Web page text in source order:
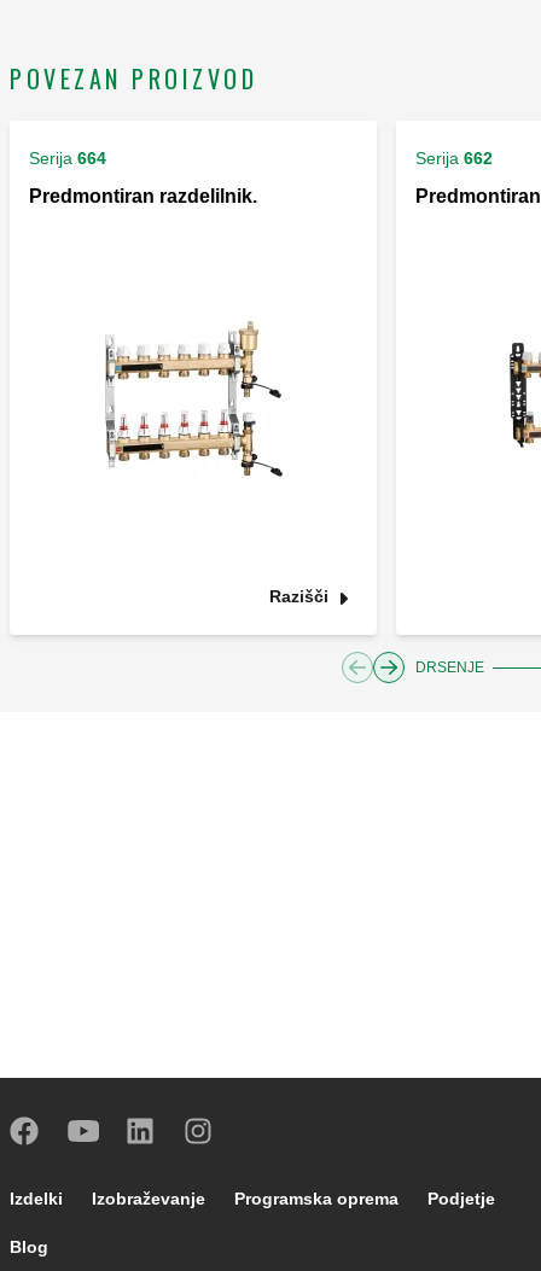
POVEZAN PROIZVOD
Serija 664
Predmontiran razdelilnik.
Razišči
Serija 662
DRSENJE
Footer main navigation
Izdelki Izobraževanje Programska oprema Podjetje
Blog